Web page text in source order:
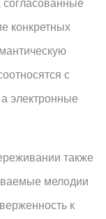
конкретных
с
электронные
также
мелодии
к